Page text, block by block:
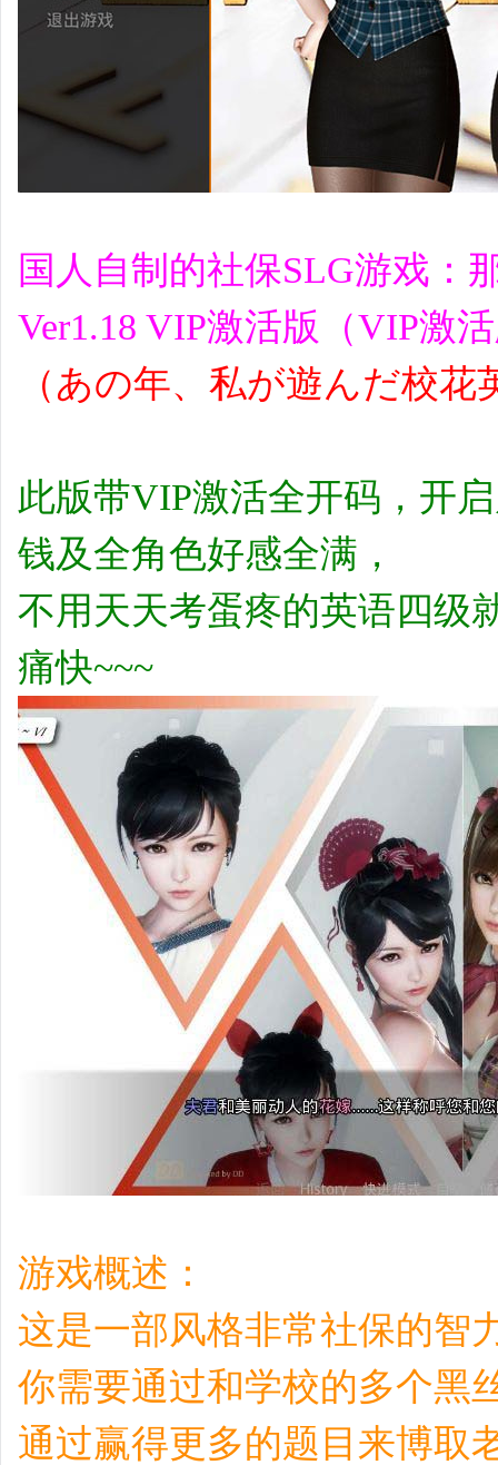
国人自制的社保SLG游戏：
Ver1.18 VIP激活版（VIP激
（あの年、私が遊んだ校花
此版带VIP激活全开码，开
钱及全角色好感全满，
不用天天考蛋疼的英语四级
痛快~~~
游戏概述：
这是一部风格非常社保的智
你需要通过和学校的多个黑
通过赢得更多的题目来博取